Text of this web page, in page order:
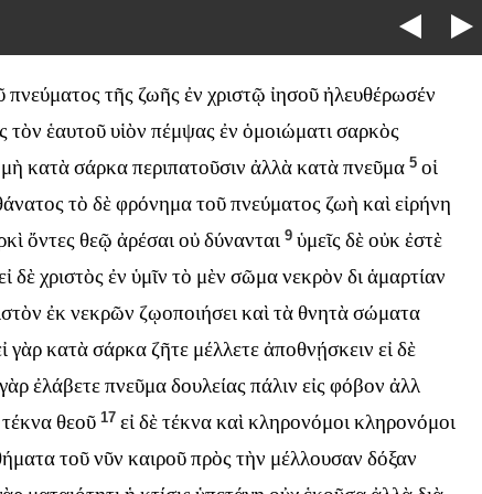
πνεύματος τῆς ζωῆς ἐν χριστῷ ἰησοῦ ἠλευθέρωσέν
τὸν ἑαυτοῦ υἱὸν πέμψας ἐν ὁμοιώματι σαρκὸς
μὴ κατὰσάρκαπεριπατοῦσιν ἀλλὰκατὰπνεῦμα 5 οἱ
τὸ δὲφρόνηματοῦπνεύματος ζωὴ καὶεἰρήνη
ὄντες θεῷ ἀρέσαιοὐδύνανται 9 ὑμεῖς δὲοὐκἐστὲ
δὲχριστὸς ἐν ὑμῖν τὸ μὲν σῶμανεκρὸν διἁμαρτίαν
ἐκνεκρῶν ζῳοποιήσεικαὶτὰθνητὰσώματα
γὰρκατὰσάρκαζῆτε μέλλετεἀποθνῄσκειν εἰδὲ
γὰρἐλάβετεπνεῦμαδουλείας πάλιν εἰς φόβον ἀλλ
τέκναθεοῦ 17 εἰδὲτέκνακαὶκληρονόμοικληρονόμοι
τοῦνῦν καιροῦπρὸς τὴν μέλλουσαν δόξαν